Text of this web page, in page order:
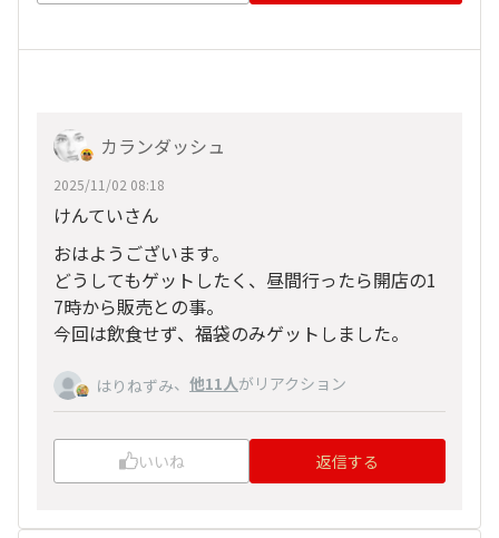
カランダッシュ
2025/11/02 08:18
けんていさん
おはようございます。
どうしてもゲットしたく、昼間行ったら開店の1
7時から販売との事。
今回は飲食せず、福袋のみゲットしました。
はりねずみ、 他11人がリアクション
いいね 返信する